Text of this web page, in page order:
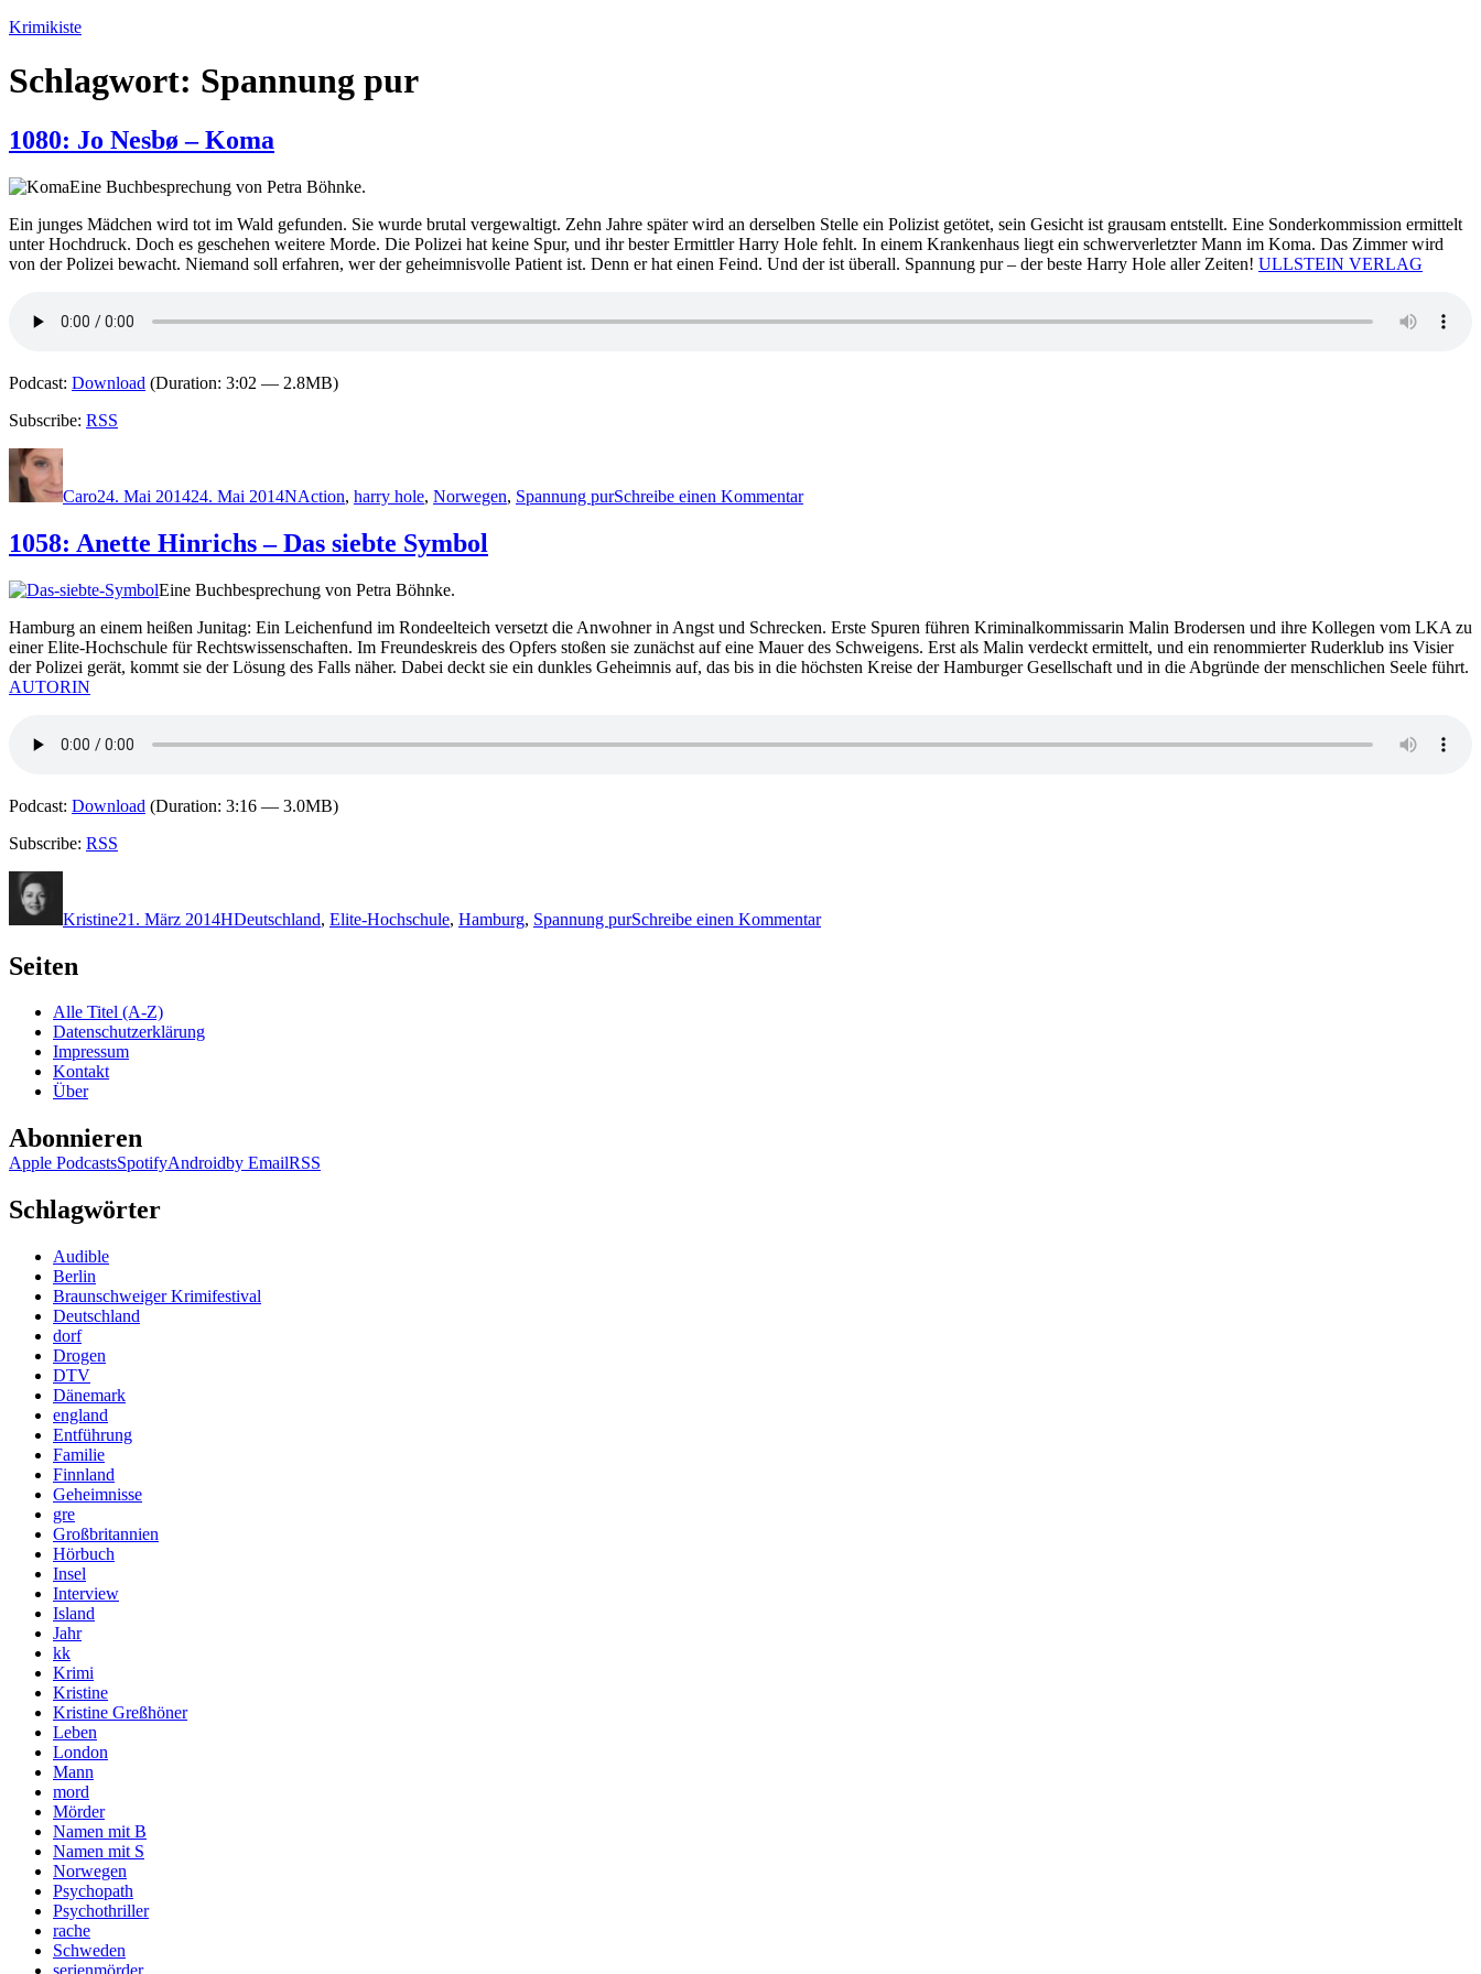
Zum
springen
Krimikiste
Schlagwort: Spannung pur
1080: Jo Nesbø – Koma
Eine Buchbesprechung von Petra Böhnke.
Ein junges Mädchen wird tot im Wald gefunden. Sie wurde brutal vergewaltigt. Zehn Jahre später wird an derselben Stelle ein Polizist getötet, sein Gesicht ist grausam entstellt. Eine Sonderkommission ermittelt
unter Hochdruck. Doch es geschehen weitere Morde. Die Polizei hat keine Spur, und ihr bester Ermittler Harry Hole fehlt. In einem Krankenhaus liegt ein schwerverletzter Mann im Koma. Das Zimmer wird
von der Polizei bewacht. Niemand soll erfahren, wer der geheimnisvolle Patient ist. Denn er hat einen Feind. Und der ist überall. Spannung pur – der beste Harry Hole aller Zeiten! ULLSTEIN VERLAG
Podcast: Download (Duration: 3:02 — 2.8MB)
Subscribe: RSS
Autor
Caro24. Mai 201424. Mai 2014NAction, harry hole, Norwegen, Spannung purSchreibe einen KommentarJo
1058: Anette Hinrichs – Das siebte Symbol
Eine Buchbesprechung von Petra Böhnke.
Hamburg an einem heißen Junitag: Ein Leichenfund im Rondeelteich versetzt die Anwohner in Angst und Schrecken. Erste Spuren führen Kriminalkommissarin Malin Brodersen und ihre Kollegen vom LKA zu
einer Elite-Hochschule für Rechtswissenschaften. Im Freundeskreis des Opfers stoßen sie zunächst auf eine Mauer des Schweigens. Erst als Malin verdeckt ermittelt, und ein renommierter Ruderklub ins Visier
der Polizei gerät, kommt sie der Lösung des Falls näher. Dabei deckt sie ein dunkles Geheimnis auf, das bis in die höchsten Kreise der Hamburger Gesellschaft und in die Abgründe der menschlichen Seele führt.
AUTORIN
Podcast: Download (Duration: 3:16 — 3.0MB)
Subscribe: RSS
Kristine21. März 2014HDeutschland, Elite-Hochschule, Hamburg, Spannung purSchreibe einen KommentarAnette
Seiten
Alle Titel (A-Z)
Datenschutzerklärung
Impressum
Kontakt
Über
Abonnieren
Apple PodcastsSpotifyAndroidby EmailRSS
Schlagwörter
Audible
Berlin
Braunschweiger Krimifestival
Deutschland
dorf
Drogen
DTV
Dänemark
england
Entführung
Familie
Finnland
Geheimnisse
gre
Großbritannien
Hörbuch
Insel
Interview
Island
Jahr
kk
Krimi
Kristine
Kristine Greßhöner
Leben
London
Mann
mord
Mörder
Namen mit B
Namen mit S
Norwegen
Psychopath
Psychothriller
rache
Schweden